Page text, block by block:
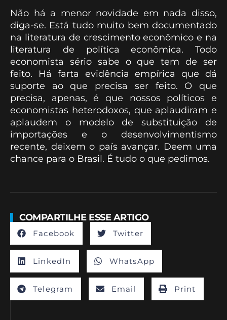
Não há a menor novidade em nada disso,
diga-se. Está tudo muito bem documentado
na literatura de crescimento econômico e na
literatura de política econômica. Todo
economista sério sabe o que tem de ser
feito. Há farta evidência empírica que dá
suporte ao que precisa ser feito. O que
precisa, apenas, é que nossos políticos e
economistas heterodoxos, que aplaudiram e
aplaudem o modelo de substituição de
importações e o desenvolvimentismo
recente, deixem o país avançar. Deem uma
chance para o Brasil. É tudo o que pedimos.
COMPARTILHE ESSE ARTIGO
Facebook Twitter
LinkedIn WhatsApp
Telegram Email Print